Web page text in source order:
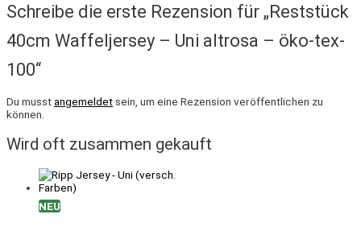
Schreibe die erste Rezension für „Reststück
40cm Waffeljersey – Uni altrosa – öko-tex-
100“
Du musstangemeldet sein, um eine Rezension veröffentlichen zu
können.
Wird oft zusammen gekauft
NEU